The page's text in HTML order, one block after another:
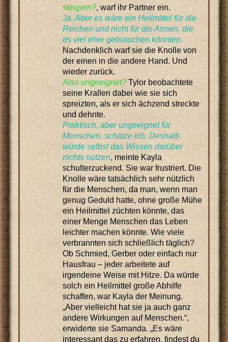
steigern?, warf ihr Partner ein.
Ja. Aber es wäre ein Heilmittel für die
Reichen und nicht für die Armen, die
es viel eher gebrauchen könnten.
Nachdenklich warf sie die Knolle von
der einen in die andere Hand. Und
wieder zurück.
Also ungeeignet?Tylor beobachtete
seine Krallen dabei wie sie sich
spreizten, als er sich ächzend streckte
und dehnte.
Praktisch, aber ungeeignet für
Menschen, schätze ich. Deshalb
würde selbst das Wissen darüber
nichts nützen, meinte Kayla
schulterzuckend. Sie war frustriert. Die
Knolle wäre tatsächlich sehr nützlich
für die Menschen, da man, wenn man
genug Geduld hatte, ohne große Mühe
ein Heilmittel züchten könnte, das
einer Menge Menschen das Leben
leichter machen könnte. Wie viele
verbrannten sich schließlich täglich?
Ob Schmied, Gerber oder einfach nur
Hausfrau – jeder arbeitete auf
irgendeine Weise mit Hitze. Da würde
solch ein Heilmittel große Abhilfe
schaffen, war Kayla der Meinung.
„Aber vielleicht hat sie ja auch ganz
andere Wirkungen auf Menschen.“,
erwiderte sie Samanda. „Es wäre
interessant das zu erfahren, findest du